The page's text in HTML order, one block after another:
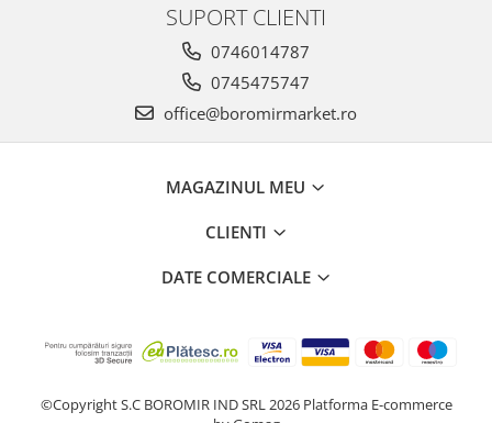
SUPORT CLIENTI
0746014787
0745475747
office@boromirmarket.ro
MAGAZINUL MEU
CLIENTI
DATE COMERCIALE
©Copyright S.C BOROMIR IND SRL 2026 Platforma E-commerce